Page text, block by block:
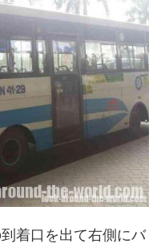
着口を出て右側にバ